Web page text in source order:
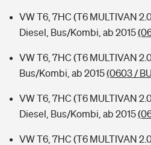
VW T6, 7HC (T6 MULTIVAN
Diesel, Bus/Kombi, ab 2015
VW T6, 7HC (T6 MULTIVAN
Bus/Kombi, ab 2015(0603 /
VW T6, 7HC (T6 MULTIVAN
Diesel, Bus/Kombi, ab 2015
VW T6, 7HC (T6 MULTIVAN